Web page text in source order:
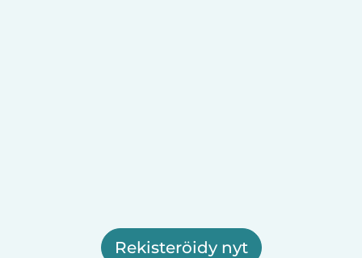
Rekisteröidy nyt